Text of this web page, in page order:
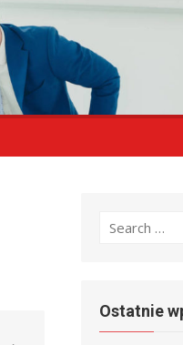
Search
Ostatnie